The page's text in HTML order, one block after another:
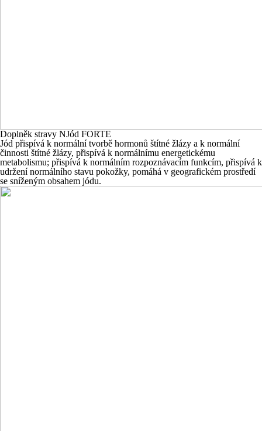
Doplněk stravy NJód FORTE
Jód přispívá k normální tvorbě hormonů štítné žlázy a k normální
činnosti štítné žlázy, přispívá k normálnímu energetickému
metabolismu; přispívá k normálním rozpoznávacím funkcím, přispívá k
udržení normálního stavu pokožky, pomáhá v geografickém prostředí
se sníženým obsahem jódu.